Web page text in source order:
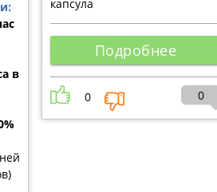
в
капсула
Подробнее
0 0